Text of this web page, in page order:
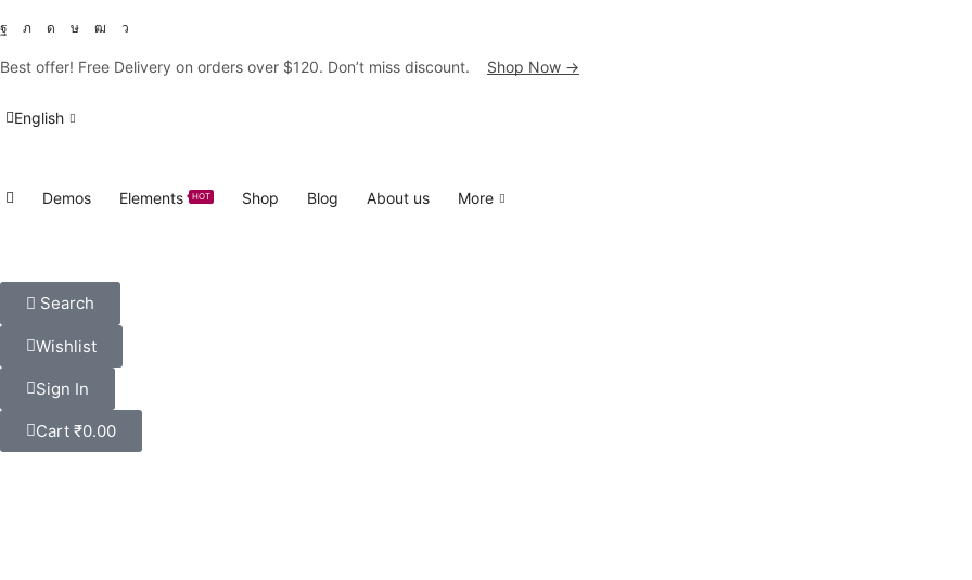
Best offer! Free Delivery on orders over $120. Don’t miss discount. Shop Now ->
English
Demos Elements HOT Shop Blog About us More
Search
Wishlist
Sign In
Cart ₹0.00